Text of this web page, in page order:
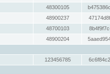
48300105
48900237
48700103
48900204
123456785